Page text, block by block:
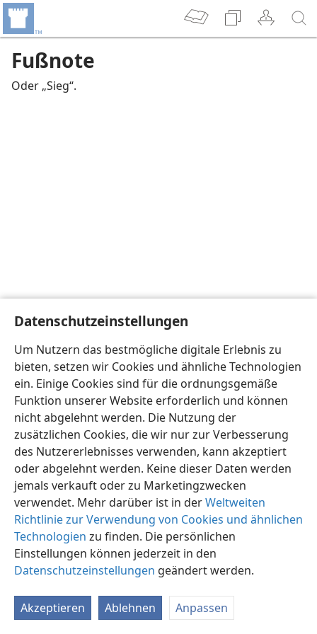
Datenschutzeinstellungen
Um Nutzern das bestmögliche digitale Erlebnis zu
bieten, setzen wir Cookies und ähnliche Technologien
ein. Einige Cookies sind für die ordnungsgemäße
Funktion unserer Website erforderlich und können
nicht abgelehnt werden. Die Nutzung der
zusätzlichen Cookies, die wir nur zur Verbesserung
des Nutzererlebnisses verwenden, kann akzeptiert
oder abgelehnt werden. Keine dieser Daten werden
jemals verkauft oder zu Marketingzwecken
verwendet. Mehr darüber ist in derWeltweiten
Richtlinie zur Verwendung von Cookies und ähnlichen
Technologien zu finden. Die persönlichen
Einstellungen können jederzeit in den
Datenschutzeinstellungen geändert werden.
Akzeptieren Ablehnen Anpassen
Fußnote
Oder „Sieg“.
Deutsch Einstellungen
Copyright © 2026 Watch Tower Bible and Tract Society of Pennsylvania
Nutzungsbedingungen
Datenschutzeinstellungen
JW.ORG Anmelden